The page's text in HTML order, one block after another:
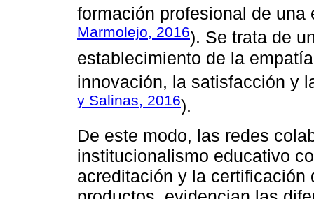
formación profesional de
Marmolejo, 2016). Se trata de
establecimiento de la
innovación, la satisfacción y
y Salinas, 2016).
De este modo, las redes
institucionalismo educativo
acreditación y la